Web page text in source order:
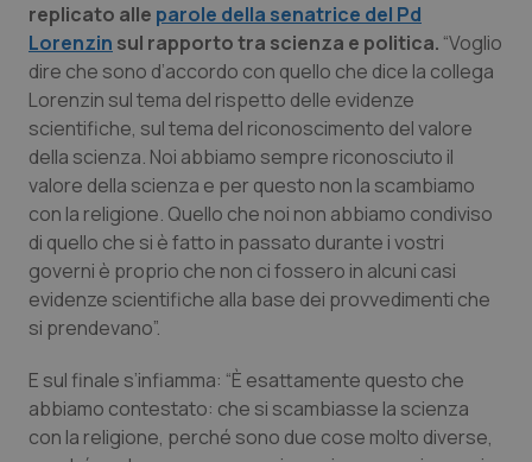
Sangue & coagulazione
Tiroide
Tumore al seno
Tumore ovarico
Tumori del Polmone & Testa Collo
Tumori gastrointestinali
Ulcera & Reflusso
Vaccini
replicato alle parole della senatrice del Pd
Lorenzin sul rapporto tra scienza e politica. “Voglio
dire che sono d’accordo con quello che dice la collega
Lorenzin sul tema del rispetto delle evidenze
scientifiche, sul tema del riconoscimento del valore
della scienza. Noi abbiamo sempre riconosciuto il
valore della scienza e per questo non la scambiamo
con la religione. Quello che noi non abbiamo condiviso
di quello che si è fatto in passato durante i vostri
governi è proprio che non ci fossero in alcuni casi
evidenze scientifiche alla base dei provvedimenti che
si prendevano”.
E sul finale s’infiamma: “È esattamente questo che
abbiamo contestato: che si scambiasse la scienza
con la religione, perché sono due cose molto diverse,